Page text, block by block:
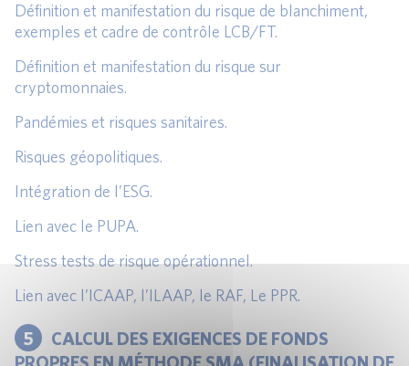
Définition et manifestation du risque de blanchiment,
exemples et cadre de contrôle LCB/FT.
Définition et manifestation du risque sur
cryptomonnaies.
Pandémies et risques sanitaires.
Risques géopolitiques.
Intégration de l’ESG.
Lien avec le PUPA.
Stress tests de risque opérationnel.
Lien avec l’ICAAP, l’ILAAP, le RAF, Le PPR.
5
CALCUL DES EXIGENCES DE FONDS